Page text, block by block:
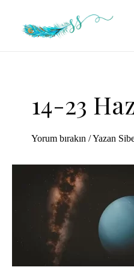
14-23
Yorum bırakın / Yazan